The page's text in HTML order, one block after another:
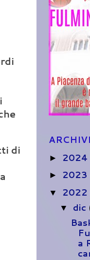
di
► 2024
► 2023
▼ 2022
▼ dic
a